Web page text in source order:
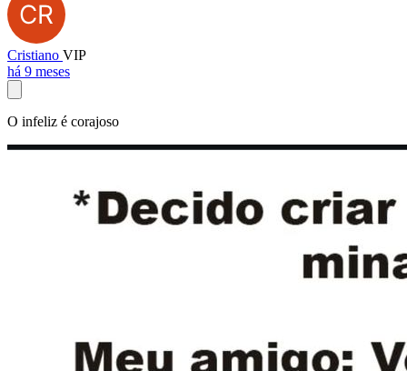
Cristiano VIP
há 9 meses
O infeliz é corajoso